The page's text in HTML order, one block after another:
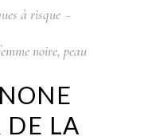
à risque
noire, peau
DE LA